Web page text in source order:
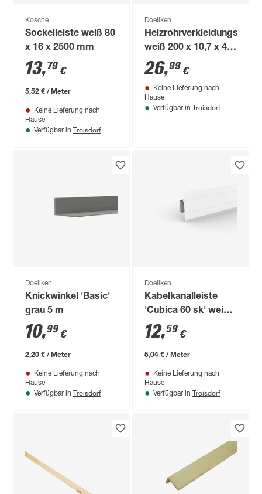
Kosche
Sockelleiste weiß 80
x 16 x 2500 mm
13,79 €
5,52 € / Meter
Keine Lieferung nach
Hause
Verfügbar in Troisdorf
Doellken
Heizrohrverkleidungsleiste
weiß 200 x 10,7 x 4,5
cm
26,99 €
Keine Lieferung nach
Hause
Verfügbar in Troisdorf
Doellken
Knickwinkel 'Basic'
grau 5 m
10,99 €
2,20 € / Meter
Keine Lieferung nach
Hause
Verfügbar in Troisdorf
Doellken
Kabelkanalleiste
'Cubica 60 sk' weiß
250 x 6 x 2,1 cm
12,59 €
5,04 € / Meter
Keine Lieferung nach
Hause
Verfügbar in Troisdorf